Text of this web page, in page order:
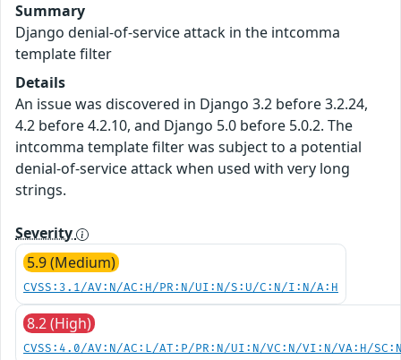
Summary
Django denial-of-service attack in the intcomma
template filter
Details
An issue was discovered in Django 3.2 before 3.2.24,
4.2 before 4.2.10, and Django 5.0 before 5.0.2. The
intcomma template filter was subject to a potential
denial-of-service attack when used with very long
strings.
Severity
5.9 (Medium)
CVSS:3.1/AV:N/AC:H/PR:N/UI:N/S:U/C:N/I:N/A:H
8.2 (High)
CVSS:4.0/AV:N/AC:L/AT:P/PR:N/UI:N/VC:N/VI:N/VA:H/